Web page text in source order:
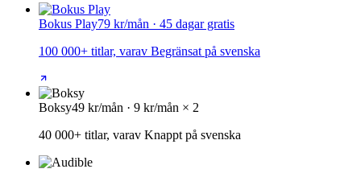
Bokus Play79 kr/mån · 45 dagar gratis
100 000+ titlar, varav Begränsat på svenska
Boksy49 kr/mån · 9 kr/mån × 2
40 000+ titlar, varav Knappt på svenska